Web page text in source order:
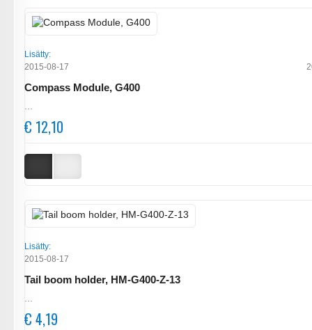
Lisätty:
2015-08-17
Compass Module, G400
€ 12,10
Lisätty:
2015-08-17
Tail boom holder, HM-G400-Z-13
...
€ 4,19